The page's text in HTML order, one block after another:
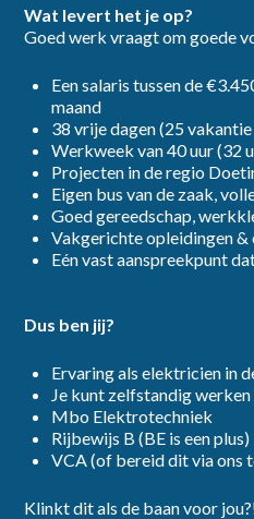
Wat levert het je op?
Goed werk vraagt om goede
Een salaris tussen de
maand
38 vrije dagen (25
Werkweek van 40 uur (32
Projecten in de regio
Eigen bus van de zaak,
Goed gereedschap,
Vakgerichte opleidingen
Eén vast aanspreekpunt
Dus ben jij?
Ervaring als elektricien in
Je kunt zelfstandig werken
Mbo Elektrotechniek
Rijbewijs B (BE is een plus)
VCA (of bereid dit via ons
Klinkt dit als de baan voor